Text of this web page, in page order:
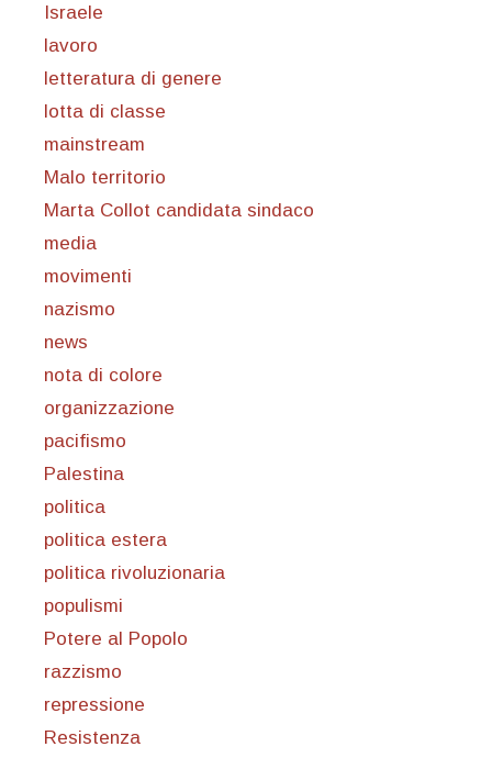
Israele
lavoro
letteratura di genere
lotta di classe
mainstream
Malo territorio
Marta Collot candidata sindaco
media
movimenti
nazismo
news
nota di colore
organizzazione
pacifismo
Palestina
politica
politica estera
politica rivoluzionaria
populismi
Potere al Popolo
razzismo
repressione
Resistenza